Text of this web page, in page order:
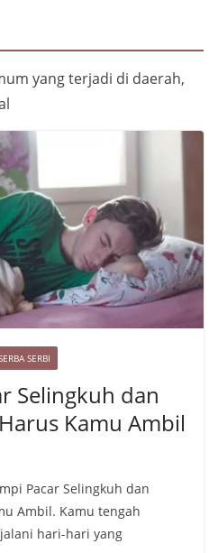
yang terjadi di daerah,
SERBI
Selingkuh dan
Kamu Ambil
Pacar Selingkuh dan
Ambil. Kamu tengah
hari-hari yang